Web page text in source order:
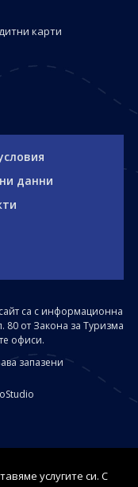
карти
данни
са с информационна
от Закона за Туризма
офиси.
запазени
услугите си. С